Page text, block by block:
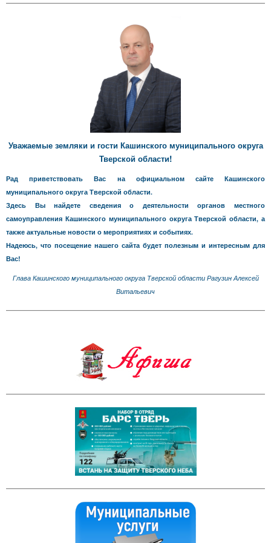
Уважаемые земляки и гости Кашинского муниципального округа
Тверской области!
Рад приветствовать Вас на официальном сайте Кашинского
муниципального округа Тверской области.
Здесь Вы найдете сведения о деятельности органов местного
самоуправления Кашинского муниципального округа Тверской области, а
также актуальные новости о мероприятиях и событиях.
Надеюсь, что посещение нашего сайта будет полезным и интересным для
Вас!
Глава Кашинского муниципального округа Тверской области Рагузин Алексей
Витальевич